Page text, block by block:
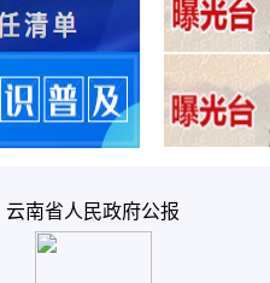
云南省人民政府公报